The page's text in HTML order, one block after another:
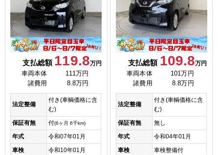
支払総額 119.8万円
車両本体
111万円
諸費用
8.8万円
法定整備
付き(車輌価格に含
む)
保証有無
付(6ヶ月 6千km)
年式
令和07年01月
車検
令和10年01月
支払総額 109.8万円
車両本体
101万円
諸費用
8.8万円
法定整備
付き(車輌価格に含
む)
保証有無
無し
年式
令和04年01月
車検
車検整備付